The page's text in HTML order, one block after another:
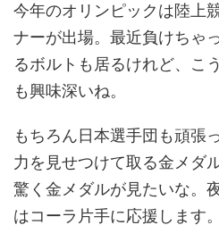
今年のオリンピックは陸上
ナーが出場。最近負けちゃ
るボルトも居るけれど、こ
も興味深いね。
もちろん日本選手団も頑張
力を見せつけて取る金メダ
驚く金メダルが見たいな。
はコーラ片手に応援します。